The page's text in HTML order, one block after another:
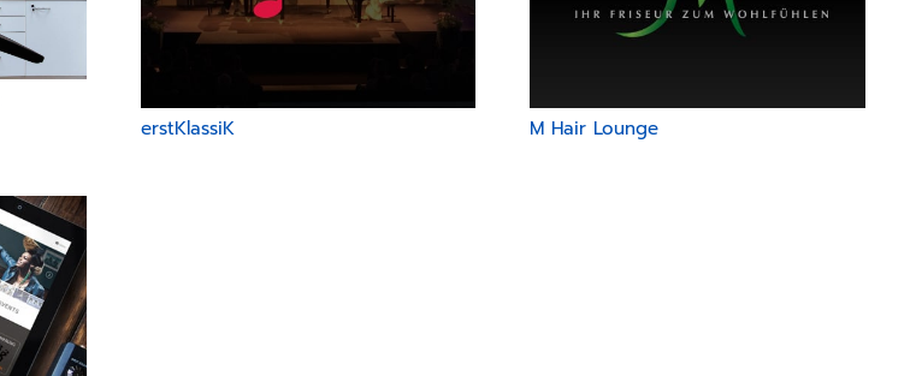
erstKlassiK
M Hair Lounge